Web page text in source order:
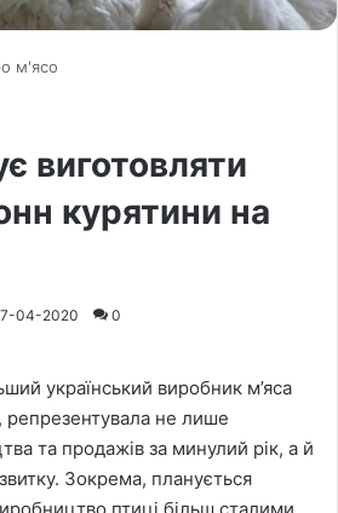
м'ясо
виготовляти
курятини на
04-2020 0
український виробник м’яса
репрезентувала не лише
та продажів за минулий рік, а й
Зокрема, планується
птиці більш сталими